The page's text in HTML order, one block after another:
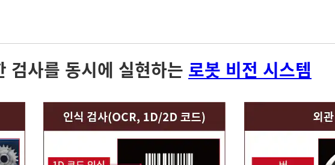
검사를 동시에 실현하는 로봇 비전 시스템